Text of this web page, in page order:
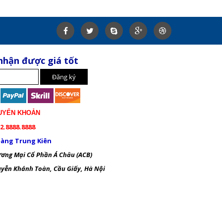
được giá tốt
KHOẢN
Trung Kiên
Mại Cổ Phần Á Châu (ACB)
Khánh Toàn, Cầu Giấy, Hà Nội